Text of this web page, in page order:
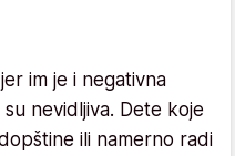
im je i negativna
nevidljiva. Dete koje
ili namerno radi